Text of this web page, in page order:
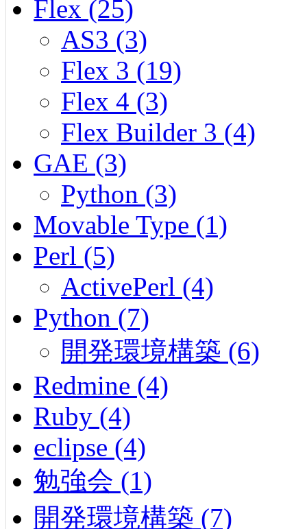
Flex (25)
AS3 (3)
Flex 3 (19)
Flex 4 (3)
Flex Builder 3 (4)
GAE (3)
Python (3)
Movable Type (1)
Perl (5)
ActivePerl (4)
Python (7)
開発環境構築 (6)
Redmine (4)
Ruby (4)
eclipse (4)
勉強会 (1)
開発環境構築 (7)